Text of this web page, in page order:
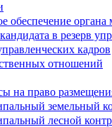
обеспечение органа
в резерв
кадров
отношений
на право
земельный
лесной